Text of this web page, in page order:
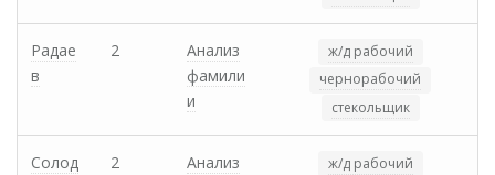
Радае
в
2
Анализ
фамили
и
ж/д рабочий
чернорабочий
стекольщик
Солод
2
Анализ
ж/д рабочий